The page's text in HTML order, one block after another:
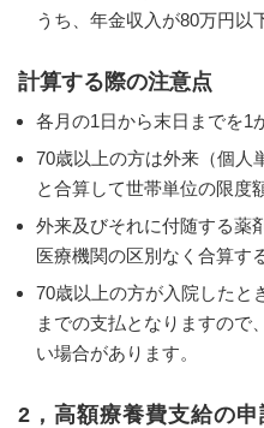
うち、年金収入が80万円以
計算する際の注意点
各月の1日から末日までを1
70歳以上の方は外来（個人
と合算して世帯単位の限度
外来及びそれに付随する薬
医療機関の区別なく合算す
70歳以上の方が入院したと
までの支払となりますので
い場合があります。
2，高額療養費支給の